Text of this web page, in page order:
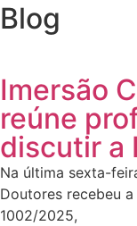
Blog
Imersão
reúne
discutir a
Na última sexta-
Doutores recebeu
1002/2025,